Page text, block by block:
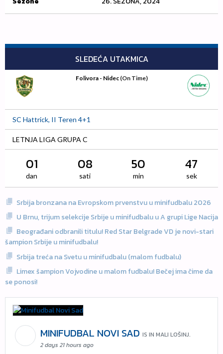
SLEDEĆA UTAKMICA
Folivora - Nidec(On Time)
SC Hattrick, II Teren 4+1
LETNJA LIGA GRUPA C
01
dan
08
sati
50
min
46
sek
Srbija bronzana na Evropskom prvenstvu u minifudbalu 2026
U Brnu, trijum selekcije Srbije u minifudbalu u A grupi Lige Nacija
Beograđani odbranili titulu! Red Star Belgrade VD je novi-stari
šampion Srbije u minifudbalu!
Srbija treća na Svetu u minifudbalu (malom fudbalu)
Limex šampion Vojvodine u malom fudbalu! Bečej ima čime da
se ponosi!
MINIFUDBAL NOVI SAD IS IN MALI LOŠINJ.
2 days 21 hours ago